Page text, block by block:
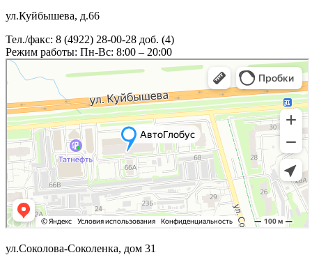
ул.Куйбышева, д.66
Тел./факс: 8 (4922) 28-00-28 доб. (4)
Режим работы: Пн-Вс: 8:00 – 20:00
ул.Соколова-Соколенка, дом 31